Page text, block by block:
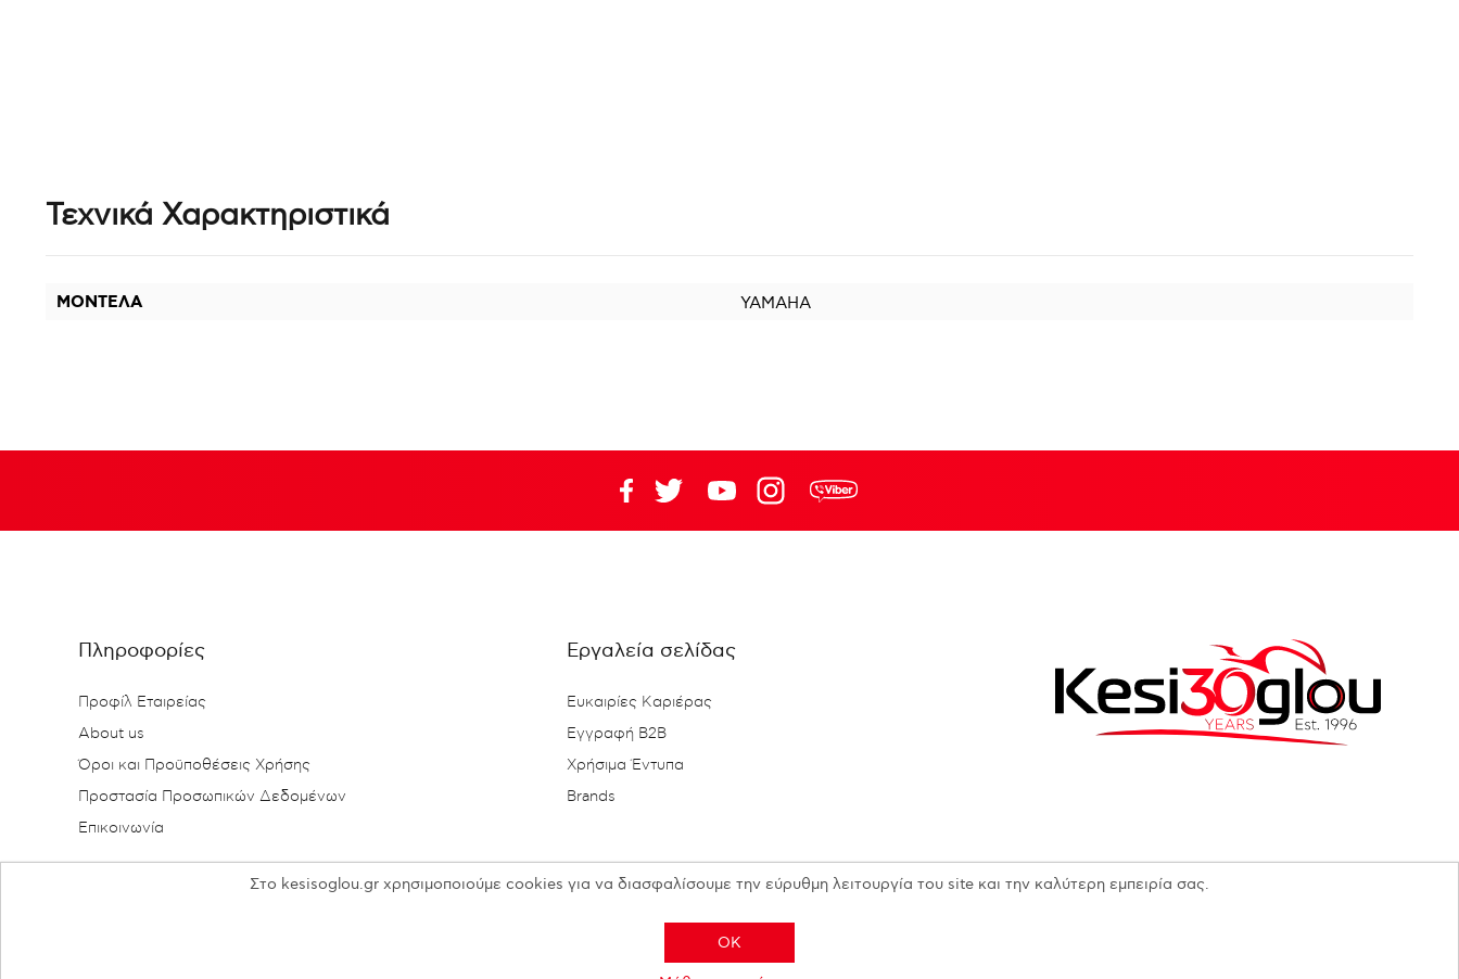
Τεχνικά Χαρακτηριστικά
ΜΟΝΤΕΛΑ YAMAHA
Πληροφορίες
Προφίλ Εταιρείας
About us
Όροι και Προϋποθέσεις Χρήσης
Προστασία Προσωπικών Δεδομένων
Επικοινωνία
Εργαλεία σελίδας
Ευκαιρίες Καριέρας
Εγγραφή B2B
Χρήσιμα Έντυπα
Brands
Copyright © 2026 N. KESISOGLOU S.A. - All rights reserved
Στο kesisoglou.gr χρησιμοποιούμε cookies για να διασφαλίσουμε την εύρυθμη λειτουργία του site και την καλύτερη εμπειρία σας.
OK